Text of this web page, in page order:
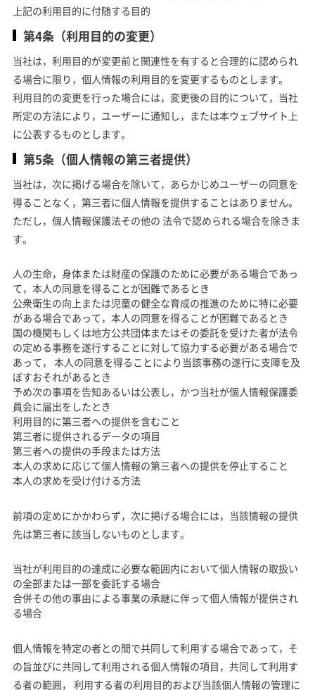
上記の利用目的に付随する目的
第4条（利用目的の変更）
当社は，利用目的が変更前と関連性を有すると合理的に認められ
る場合に限り，個人情報の利用目的を変更するものとします。
利用目的の変更を行った場合には，変更後の目的について，当社
所定の方法により，ユーザーに通知し，または本ウェブサイト上
に公表するものとします。
第5条（個人情報の第三者提供）
当社は，次に掲げる場合を除いて，あらかじめユーザーの同意を
得ることなく，第三者に個人情報を提供することはありません。
ただし，個人情報保護法その他の 法令で認められる場合を除きま
す。
人の生命，身体または財産の保護のために必要がある場合であっ
て，本人の同意を得ることが困難であるとき
公衆衛生の向上または児童の健全な育成の推進のために特に必要
がある場合であって，本人の同意を得ることが困難であるとき
国の機関もしくは地方公共団体またはその委託を受けた者が法令
の定める事務を遂行することに対して協力する必要がある場合で
あって， 本人の同意を得ることにより当該事務の遂行に支障を及
ぼすおそれがあるとき
予め次の事項を告知あるいは公表し，かつ当社が個人情報保護委
員会に届出をしたとき
利用目的に第三者への提供を含むこと
第三者に提供されるデータの項目
第三者への提供の手段または方法
本人の求めに応じて個人情報の第三者への提供を停止すること
本人の求めを受け付ける方法
前項の定めにかかわらず，次に掲げる場合には，当該情報の提供
先は第三者に該当しないものとします。
当社が利用目的の達成に必要な範囲内において個人情報の取扱い
の全部または一部を委託する場合
合併その他の事由による事業の承継に伴って個人情報が提供され
る場合
個人情報を特定の者との間で共同して利用する場合であって，そ
の旨並びに共同して利用される個人情報の項目，共同して利用す
る者の範囲， 利用する者の利用目的および当該個人情報の管理に